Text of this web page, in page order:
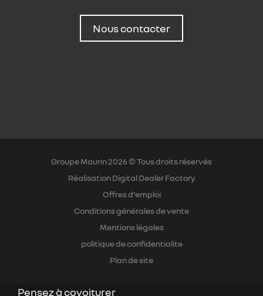
Nous contacter
Groupe Maurin 2026 © Tous droits réservés
Réalisation Digital Dealer Factory
Offres d'emploi
Conditions générales de vente
Mentions légales
politique de confidentialite
Plan de site
Pensez à covoiturer